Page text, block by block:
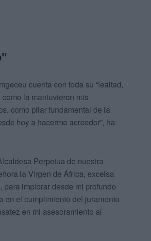
cuenta con toda su “lealtad,
la mantuvieron mis
como pilar fundamental de la
hoy a hacerme acreedor”, ha
Perpetua de nuestra
la Virgen de África, excelsa
para implorar desde mi profundo
en el cumplimiento del juramento
en mi asesoramiento al